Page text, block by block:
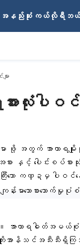
ာ အနည်းဆုံး ကယ်လိုရီ
ား
းလုံးပါဝင်
ာ ဖို့ အတွက် အာဟာရမျို
စား နှင့် ပေါင်းစပ်စ
ကြီးသော ကဏ္ဍမှ ပါဝ
ာဟာရဓါတ်အမယ်စုံကို
းအာနိသင်အသီးသီးရှိ